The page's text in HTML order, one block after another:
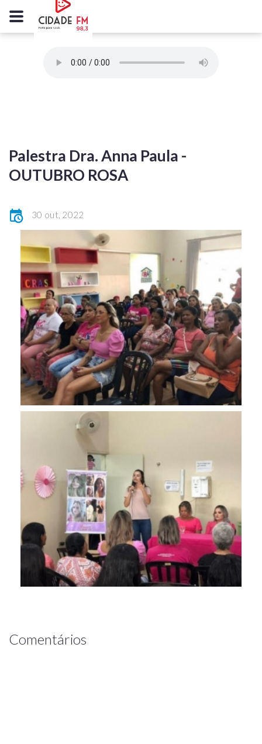
Palestra Dra. Anna Paula -
OUTUBRO ROSA
30 out, 2022
Comentários